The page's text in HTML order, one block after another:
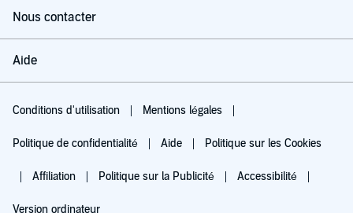
Nous contacter
Aide
Conditions d'utilisation Mentions légales
Politique de confidentialité Aide Politique sur les Cookies
Affiliation Politique sur la Publicité Accessibilité
Version ordinateur